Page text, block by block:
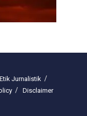
Jurnalistik
Disclaimer